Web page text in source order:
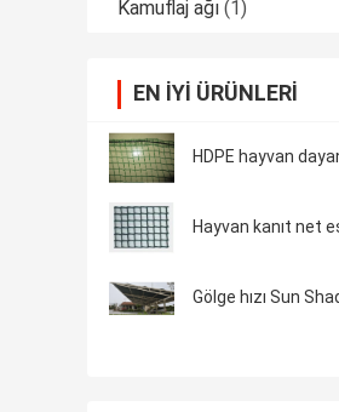
Kamuflaj ağı (1)
EN IYI ÜRÜNLERI
HDPE hayvan
Hayvan kanıt net
Gölge hızı Sun